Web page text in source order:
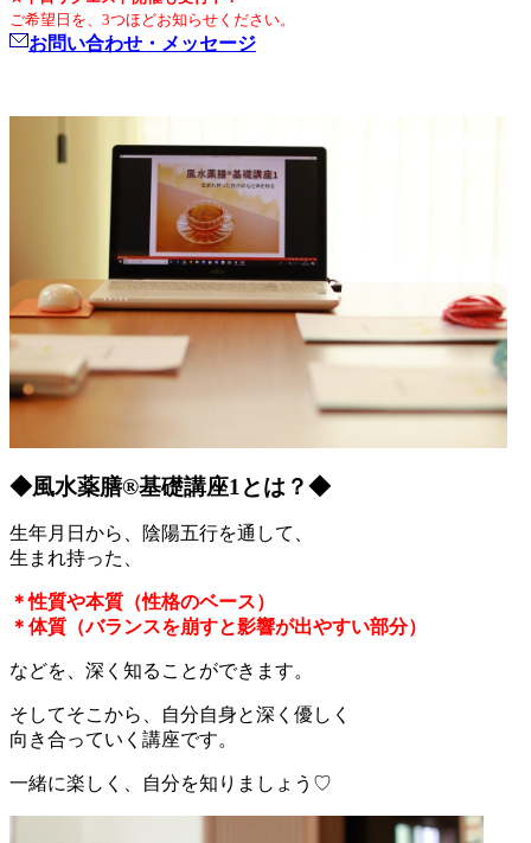
ご希望日を、3つほどお知らせください。
お問い合わせ・メッセージ
◆風水薬膳®︎基礎講座1とは？◆
生年月日から、陰陽五行を通して、
生まれ持った、
＊性質や本質（性格のベース）
＊体質（バランスを崩すと影響が出やすい部分）
などを、深く知ることができます。
そしてそこから、自分自身と深く優しく
向き合っていく講座です。
一緒に楽しく、自分を知りましょう♡